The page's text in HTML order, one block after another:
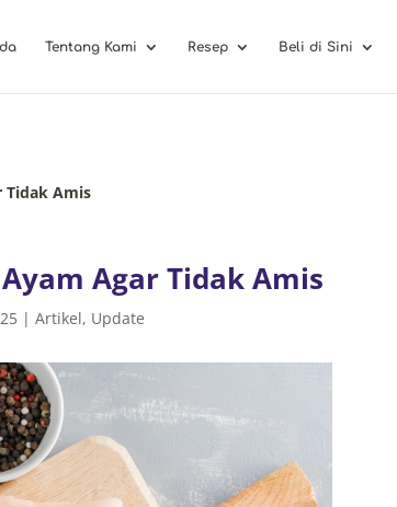
Tentang Kami Resep Beli di Sini
Tidak Amis
Agar Tidak Amis
|Artikel, Update